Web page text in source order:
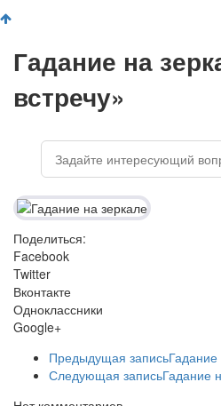
Гадание на
встречу»
Поделиться:
Facebook
Twitter
Вконтакте
Одноклассники
Google+
Предыдущая запись
Следующая записьГадание